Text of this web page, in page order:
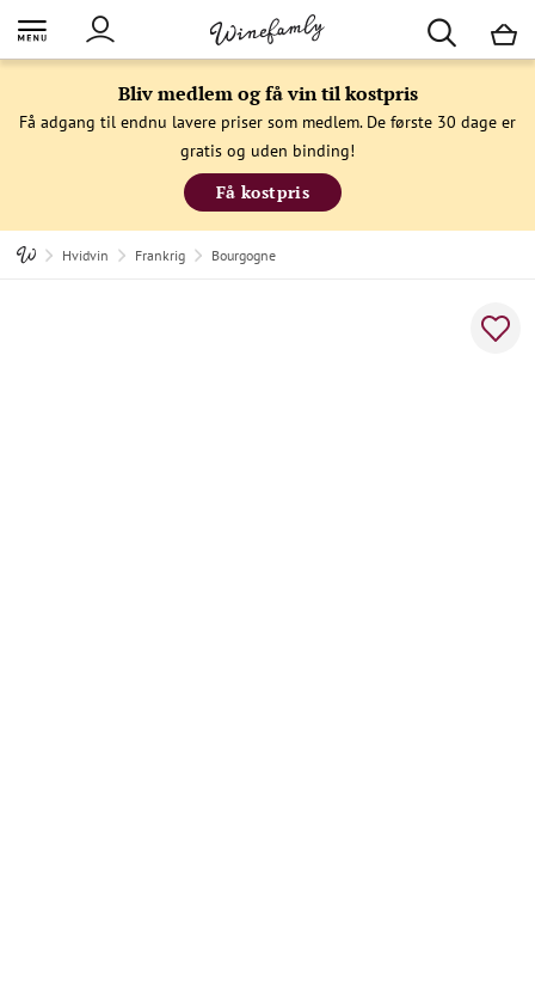
Bliv medlem og få vin til kostpris
Få adgang til endnu lavere priser som medlem. De første 30 dage er
gratis og uden binding!
Få kostpris
Hvidvin Frankrig Bourgogne